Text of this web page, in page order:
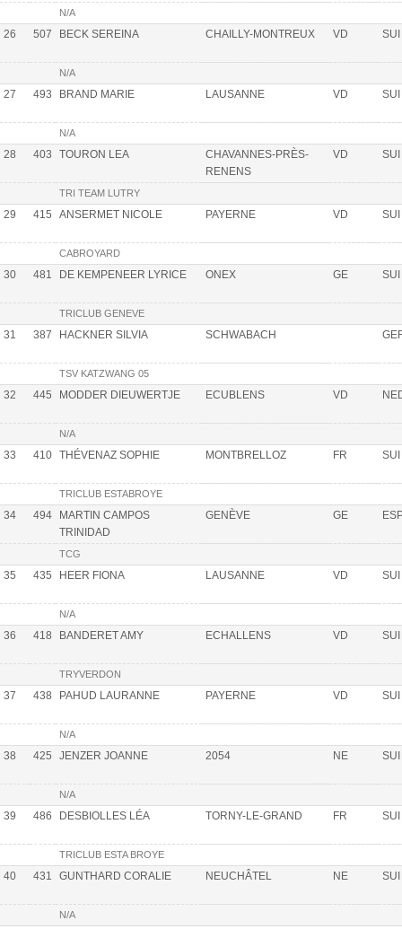
N/A
26 507 BECK SEREINA CHAILLY-MONTREUX VD SUI
N/A
27 493 BRAND MARIE LAUSANNE VD SUI
N/A
28 403 TOURON LEA
CHAVANNES-PRÈS-
RENENS
VD SUI
TRI TEAM LUTRY
29 415 ANSERMET NICOLE PAYERNE VD SUI
CABROYARD
30 481 DE KEMPENEER LYRICE ONEX GE SUI
TRICLUB GENEVE
31 387 HACKNER SILVIA SCHWABACH
TSV KATZWANG 05
32 445 MODDER DIEUWERTJE ECUBLENS VD
N/A
33 410 THÉVENAZ SOPHIE MONTBRELLOZ FR SUI
TRICLUB ESTABROYE
34 494
MARTIN CAMPOS
TRINIDAD
GENÈVE GE
TCG
35 435 HEER FIONA LAUSANNE VD SUI
N/A
36 418 BANDERET AMY ECHALLENS VD SUI
TRYVERDON
37 438 PAHUD LAURANNE PAYERNE VD SUI
N/A
38 425 JENZER JOANNE 2054 NE SUI
N/A
39 486 DESBIOLLES LÉA TORNY-LE-GRAND FR SUI
TRICLUB ESTA BROYE
40 431 GUNTHARD CORALIE NEUCHÂTEL NE SUI
N/A